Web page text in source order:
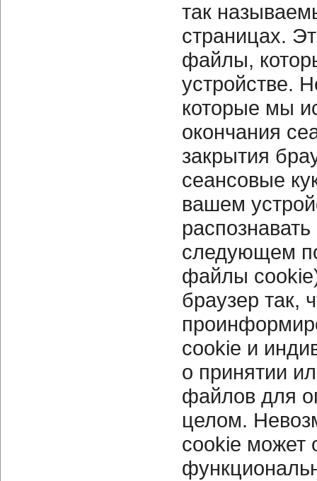
так
страницах.
файлы,
устройстве.
которые мы
окончания
закрытия
сеансовые
вашем
следующем
файлы
браузер так,
cookie и
о принятии
файлов для
целом.
cookie может